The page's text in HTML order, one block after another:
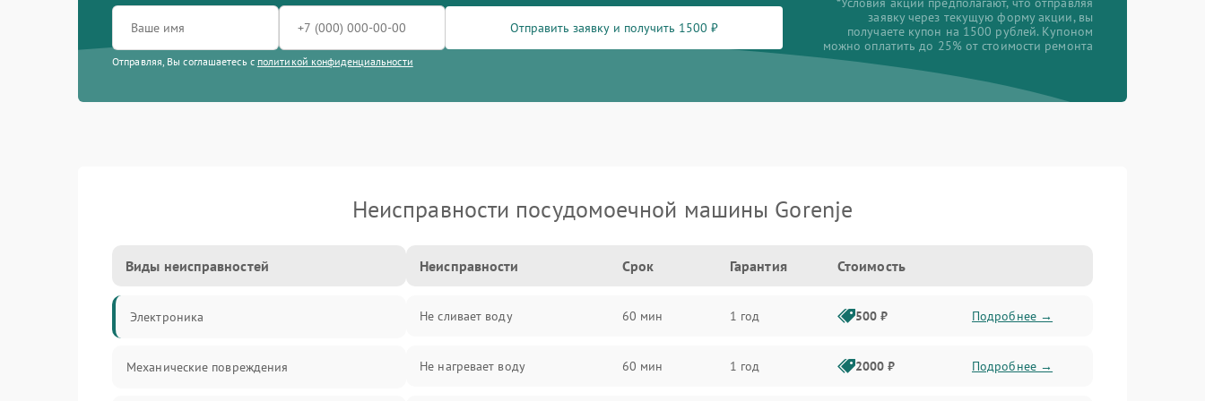
Отправить заявку и получить 1500 ₽
Отправляя, Вы соглашаетесь с политикой конфиденциальности
заявку через текущую форму акции, вы
получаете купон на 1500 рублей. Купоном
можно оплатить до 25% от стоимости ремонта
Неисправности посудомоечной машины Gorenje
Виды неисправностей
Электроника
Механические повреждения
Неисправности Срок Гарантия Стоимость
Не сливает воду 60 мин 1 год 500 ₽ Подробнее →
Не нагревает воду 60 мин 1 год 2000 ₽ Подробнее →